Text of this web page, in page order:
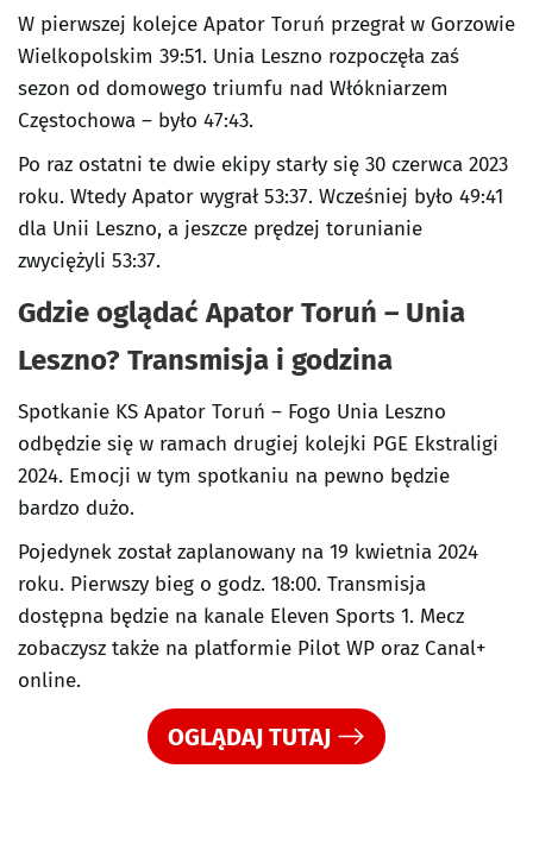
W pierwszej kolejce Apator Toruń przegrał w Gorzowie
Wielkopolskim 39:51. Unia Leszno rozpoczęła zaś
sezon od domowego triumfu nad Włókniarzem
Częstochowa – było 47:43.
Po raz ostatni te dwie ekipy starły się 30 czerwca 2023
roku. Wtedy Apator wygrał 53:37. Wcześniej było 49:41
dla Unii Leszno, a jeszcze prędzej torunianie
zwyciężyli 53:37.
Gdzie oglądać Apator Toruń – Unia
Leszno? Transmisja i godzina
Spotkanie KS Apator Toruń – Fogo Unia Leszno
odbędzie się w ramach drugiej kolejki PGE Ekstraligi
2024. Emocji w tym spotkaniu na pewno będzie
bardzo dużo.
Pojedynek został zaplanowany na 19 kwietnia 2024
roku. Pierwszy bieg o godz. 18:00. Transmisja
dostępna będzie na kanale Eleven Sports 1. Mecz
zobaczysz także na platformie Pilot WP oraz Canal+
online.
OGLĄDAJ TUTAJ